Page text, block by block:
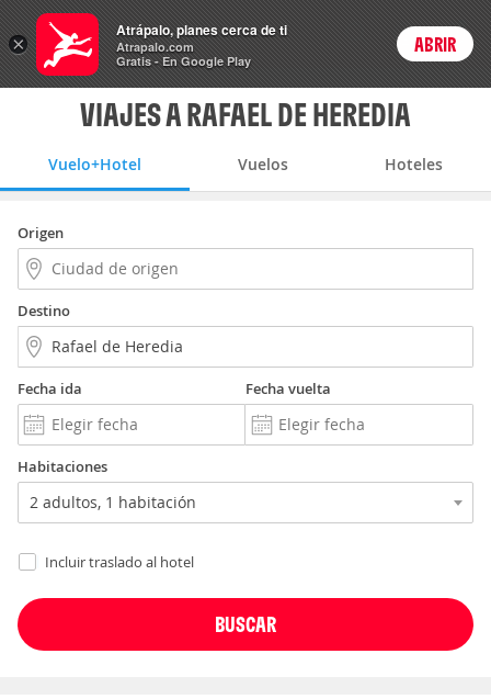
Vuelo+Hotel Login
VIAJES A RAFAEL DE HEREDIA
Vuelo+Hotel Vuelos Hoteles
Origen
Destino
Fecha ida Fecha vuelta
Habitaciones
Incluir traslado al hotel
×
Atrápalo, planes cerca de ti
Atrapalo.com
Gratis - En Google Play
ABRIR